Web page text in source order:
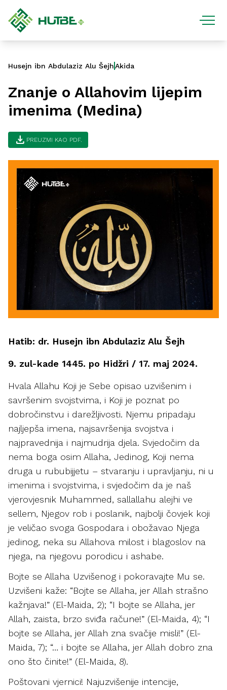
Husejn ibn Abdulaziz Alu ŠejhAkida
Znanje o Allahovim lijepim
imenima (Medina)
download PREUZMI KAO PDF.
Hatib: dr. Husejn ibn Abdulaziz Alu Šejh
9. zul-kade 1445. po Hidžri / 17. maj 2024.
Hvala Allahu Koji je Sebe opisao uzvišenim i
savršenim svojstvima, i Koji je poznat po
dobročinstvu i darežljivosti. Njemu pripadaju
najljepša imena, najsavršenija svojstva i
najpravednija i najmudrija djela. Svjedočim da
nema boga osim Allaha, Jedinog, Koji nema
druga u rububijjetu – stvaranju i upravljanju, ni u
imenima i svojstvima, i svjedočim da je naš
vjerovjesnik Muhammed, sallallahu alejhi ve
sellem, Njegov rob i poslanik, najbolji čovjek koji
je veličao svoga Gospodara i obožavao Njega
jedinog, neka su Allahova milost i blagoslov na
njega, na njegovu porodicu i ashabe.
Bojte se Allaha Uzvišenog i pokoravajte Mu se.
Uzvišeni kaže: “Bojte se Allaha, jer Allah strašno
kažnjava!” (El-Maida, 2); “I bojte se Allaha, jer
Allah, zaista, brzo sviđa račune!” (El-Maida, 4); “I
bojte se Allaha, jer Allah zna svačije misli!” (El-
Maida, 7); “… i bojte se Allaha, jer Allah dobro zna
ono što činite!” (El-Maida, 8).
Poštovani vjernici! Najuzvišenije intencije,